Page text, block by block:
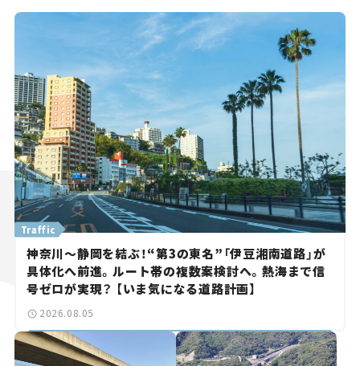
Traffic
神奈川～静岡を結ぶ！“第3の東名”「伊豆湘南道路」が
具体化へ前進。ルート帯の複数案検討へ。熱海まで信
号ゼロが実現？ 【いま気になる道路計画】
2026.08.05